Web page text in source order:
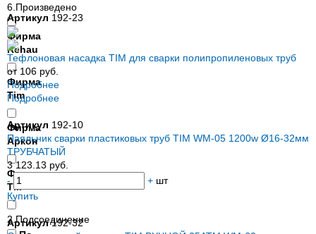
6.Произведено
Фирма
Rehau
Фирма
Tim
Фирма
Аркон
Фирма
ТМ
2.Подсоединение
Артикул 192-23
Тефлоновая насадка TIM для сварки полипропиленовых труб
от 106 руб.
Подробнее
Подробнее
Артикул 192-10
Паяльник сварки пластиковых труб TIM WM-05 1200w Ø16-32мм
ТРУБЧАТЫЙ
3 123.13 руб.
-
+ шт
Купить
Артикул192-32